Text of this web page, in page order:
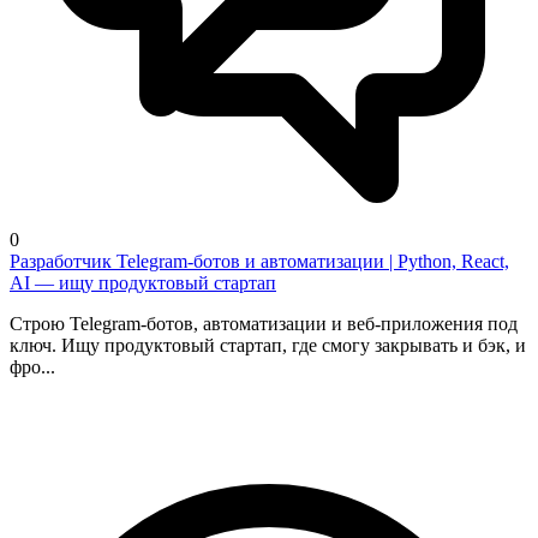
0
Разработчик Telegram-ботов и автоматизации | Python, React,
AI — ищу продуктовый стартап
Строю Telegram-ботов, автоматизации и веб-приложения под
ключ. Ищу продуктовый стартап, где смогу закрывать и бэк, и
фро...